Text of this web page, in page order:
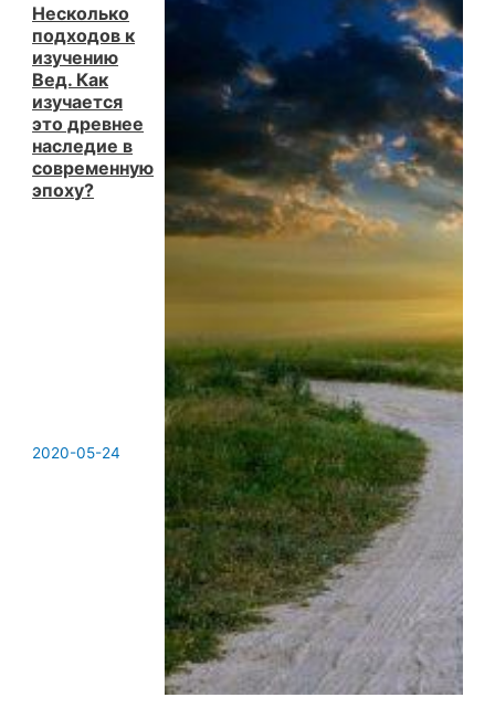
Несколько
подходов к
изучению
Вед. Как
изучается
это древнее
наследие в
современную
эпоху?
2020-05-24